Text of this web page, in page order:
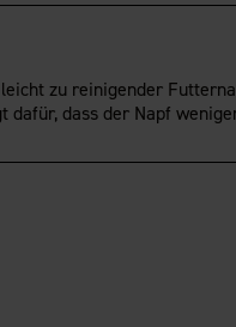
zu reinigender
dass der Napf